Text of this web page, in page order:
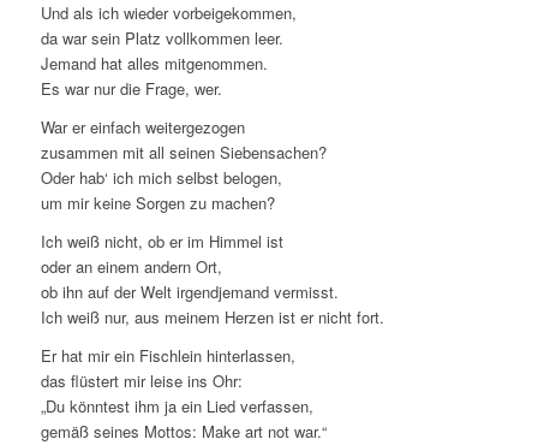
Und als ich wieder vorbeigekommen,
da war sein Platz vollkommen leer.
Jemand hat alles mitgenommen.
Es war nur die Frage, wer.
War er einfach weitergezogen
zusammen mit all seinen Siebensachen?
Oder hab‘ ich mich selbst belogen,
um mir keine Sorgen zu machen?
Ich weiß nicht, ob er im Himmel ist
oder an einem andern Ort,
ob ihn auf der Welt irgendjemand vermisst.
Ich weiß nur, aus meinem Herzen ist er nicht fort.
Er hat mir ein Fischlein hinterlassen,
das flüstert mir leise ins Ohr:
„Du könntest ihm ja ein Lied verfassen,
gemäß seines Mottos: Make art not war.“